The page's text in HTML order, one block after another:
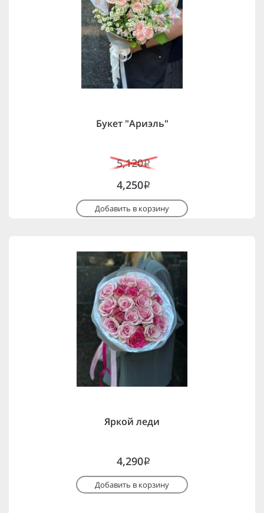
Букет "Ариэль"
5,120i
4,250i
Добавить в корзину
Яркой леди
4,290i
Добавить в корзину